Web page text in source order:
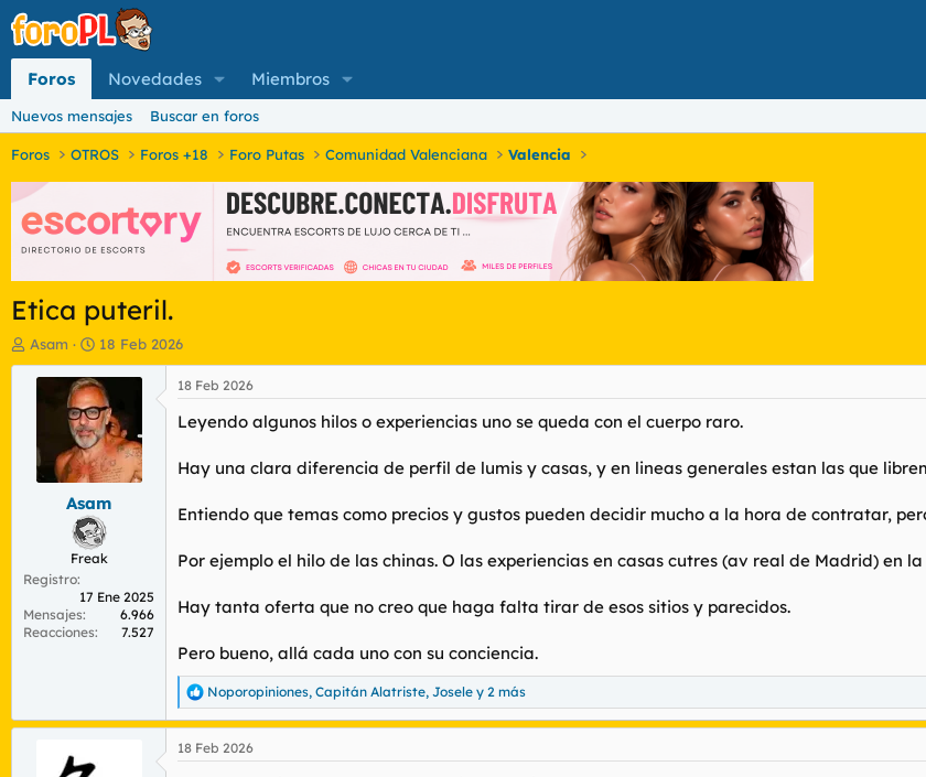
Foros Novedades Miembros
Nuevos mensajes Buscar en foros
Foros OTROS Foros +18 Foro Putas Comunidad Valenciana Valencia
Etica puteril.
I
n
d
o
t
m
a
Asam
F
e
c
h
a
d
e
i
n
i
c
i
18 Feb 2026
Asam
Freak
Registro
17 Ene 2025
Mensajes
6.966
Reacciones
7.527
18 Feb 2026
Leyendo algunos hilos o experiencias uno se queda con el cuerpo raro.
Hay una clara diferencia de perfil de lumis y casas, y en lineas generales estan las que
Entiendo que temas como precios y gustos pueden decidir mucho a la hora de contratar,
Por ejemplo el hilo de las chinas. O las experiencias en casas cutres (av real de Madrid)
Hay tanta oferta que no creo que haga falta tirar de esos sitios y parecidos.
Pero bueno, allá cada uno con su conciencia.
R
e
a
c
Noporopiniones, Capitán Alatriste, Josele y 2 más
18 Feb 2026